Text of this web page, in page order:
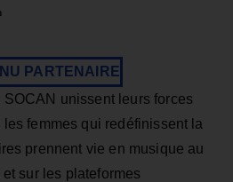
PARTENAIRE
unissent leurs forces
femmes qui redéfinissent la
prennent vie en musique au
sur les plateformes